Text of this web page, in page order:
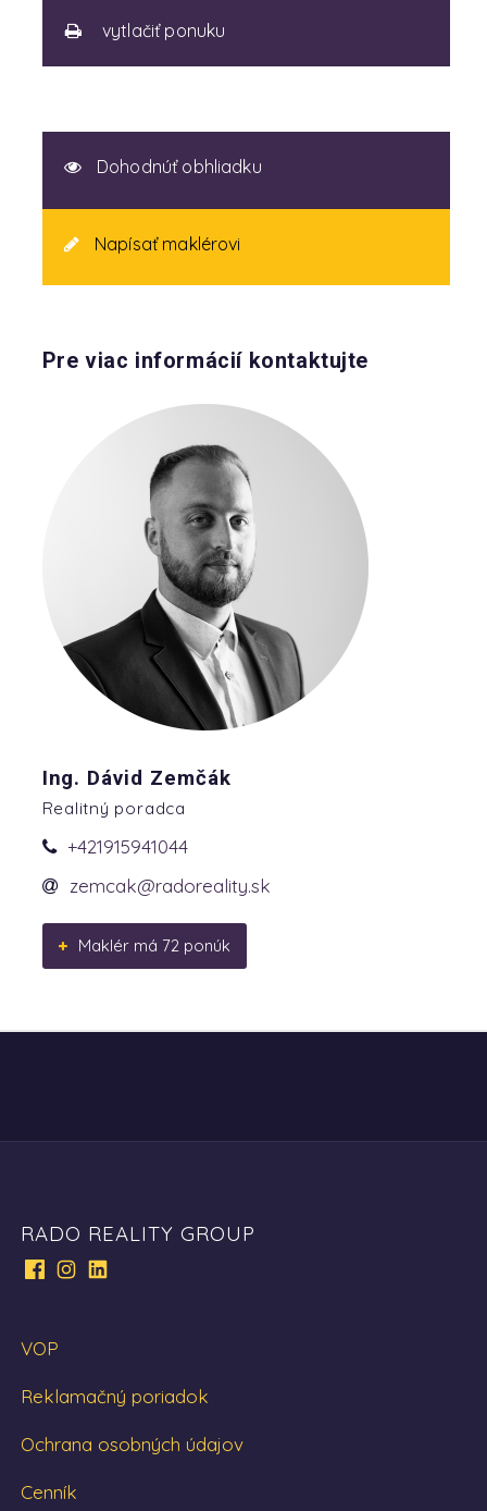
vytlačiť ponuku
Dohodnúť obhliadku
Napísať maklérovi
Pre viac informácií kontaktujte
Ing. Dávid Zemčák
Realitný poradca
+421915941044
zemcak@radoreality.sk
Maklér má 72 ponúk
RADO REALITY GROUP
VOP
Reklamačný poriadok
Ochrana osobných údajov
Cenník